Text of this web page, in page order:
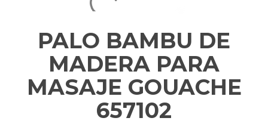
PALO BAMBU DE
MADERA PARA
MASAJE GOUACHE
657102